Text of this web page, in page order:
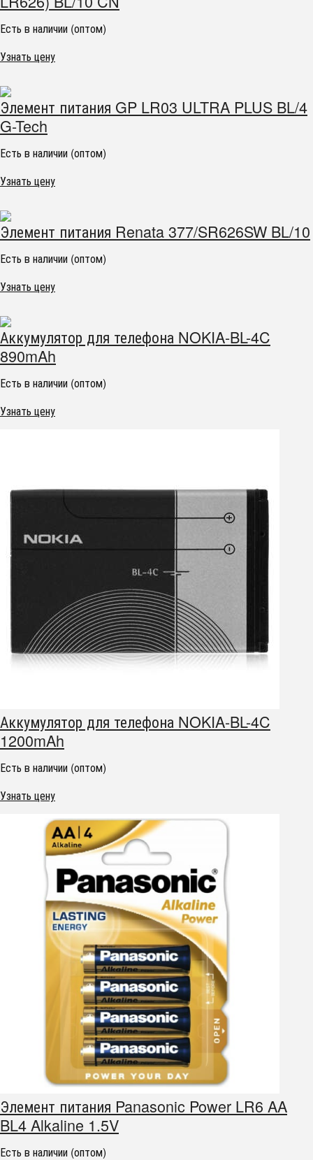
Есть в наличии (оптом)
Узнать цену
Элемент питания GP LR03 ULTRA PLUS BL/4
G-Tech
Есть в наличии (оптом)
Узнать цену
Элемент питания Renata 377/SR626SW BL/10
Есть в наличии (оптом)
Узнать цену
Аккумулятор для телефона NOKIA-BL-4C
890mAh
Есть в наличии (оптом)
Узнать цену
Аккумулятор для телефона NOKIA-BL-4C
1200mAh
Есть в наличии (оптом)
Узнать цену
Элемент питания Panasonic Power LR6 AA
BL4 Alkaline 1.5V
Есть в наличии (оптом)